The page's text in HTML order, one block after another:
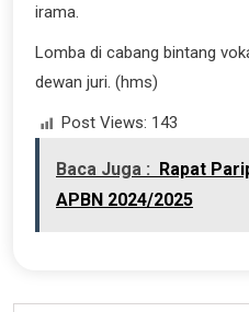
irama.
Lomba di cabang bintang
dewan juri. (hms)
Post Views: 143
Baca Juga : Rapat
APBN 2024/2025